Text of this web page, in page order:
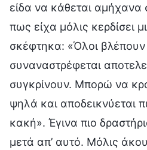
είδα να κάθεται αμήχανα
πως είχα μόλις κερδίσει
σκέφτηκα: «Όλοι βλέπουν
συναναστρέφεται
συγκρίνουν. Μπορώ να
ψηλά και αποδεικνύεται
κακή». Έγινα πιο
μετά απ’ αυτό. Μόλις